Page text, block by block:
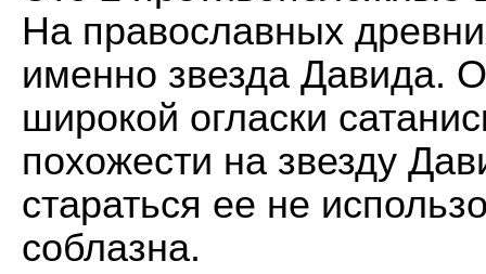
На православных
именно звезда Давида.
широкой огласки
похожести на звезду
стараться ее не
соблазна.